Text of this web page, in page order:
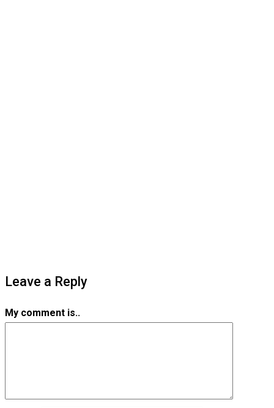
Leave a Reply
My comment is..